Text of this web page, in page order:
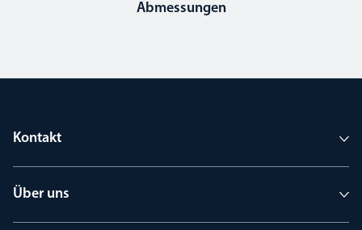
Abmessungen
Kontakt
Über uns